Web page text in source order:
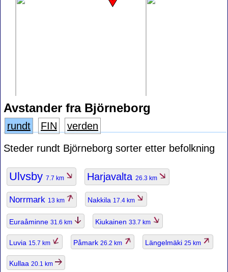
Avstander fra Björneborg
rundt FIN
verden
Steder rundt Björneborg sorter etter befolkning
Ulvsby 7.7 km Harjavalta 26.3 km
Norrmark 13 km Nakkila 17.4 km
Euraåminne 31.6 km Kiukainen 33.7 km
Luvia 15.7 km Påmark 26.2 km Längelmäki 25 km
Kullaa 20.1 km